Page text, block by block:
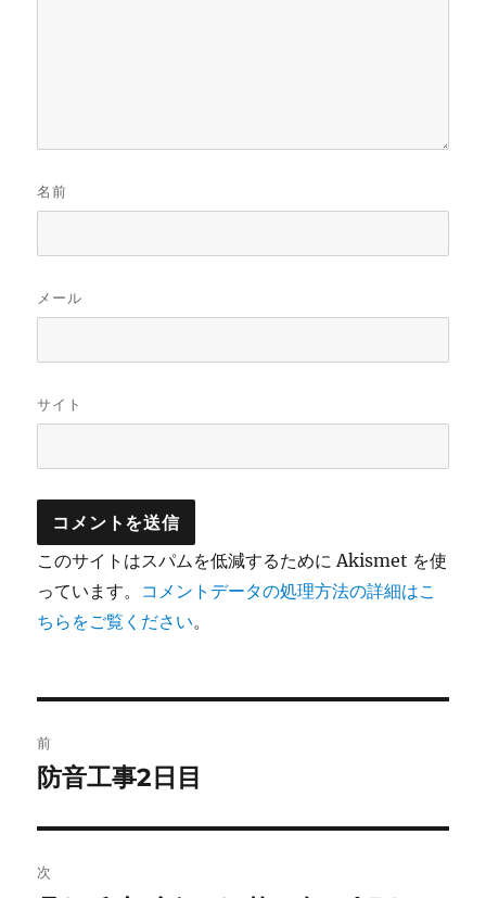
名前
メール
サイト
このサイトはスパムを低減するために Akismet を使
っています。 コメントデータの処理方法の詳細はこ
ちらをご覧ください。
稿
ビ
前
前
投
稿:
防音工事2日目
次